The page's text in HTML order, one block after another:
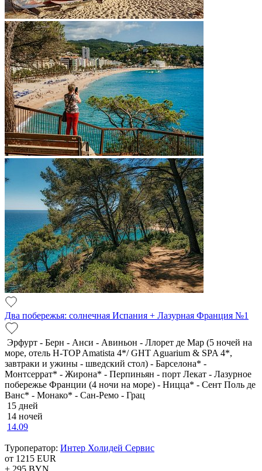
Два побережья: солнечная Испания + Лазурная Франция №1
Эрфурт - Берн - Анси - Авиньон - Ллорет де Мар (5 ночей на
море, отель H-TOP Amatista 4*/ GHT Aguarium & SPA 4*,
завтраки и ужины - шведский стол) - Барселона* -
Монтсеррат* - Жирона* - Перпиньян - порт Лекат - Лазурное
побережье Франции (4 ночи на море) - Ницца* - Сент Поль де
Ванс* - Монако* - Сан-Ремо - Грац
15 дней
14 ночей
14.09
Туроператор: Интер Холидей Сервис
от 1215 EUR
+ 295 BYN